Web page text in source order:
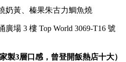
奶黃、榛果朱古力鯛魚燒
廣場 3 樓 Top World 3069-T16 號
製3層口感，曾登開飯熱店十大）